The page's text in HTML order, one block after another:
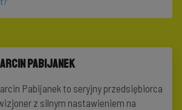
Pabijanek
Pabijanek to seryjny przedsiębiorca
z silnym nastawieniem na